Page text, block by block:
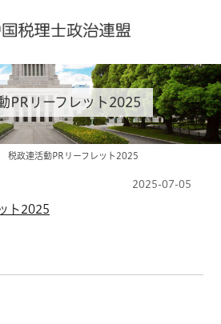
税政連活動PRリーフレット2025
PRリーフレット2025
2025-07-05
ト2025